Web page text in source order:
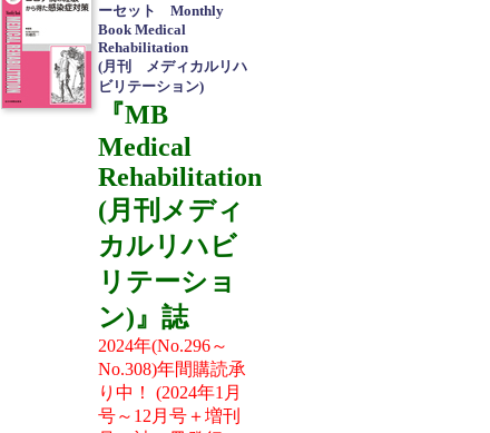
ーセット Monthly
Book Medical
Rehabilitation
(月刊 メディカルリハ
ビリテーション)
『MB
Medical
Rehabilitation
(月刊メディ
カルリハビ
リテーショ
ン)』誌
2024年(No.296～
No.308)年間購読承
り中！ (2024年1月
号～12月号＋増刊